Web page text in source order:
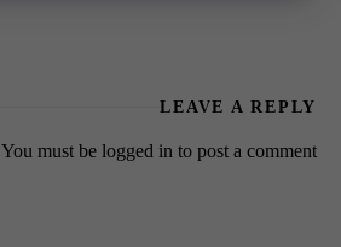
LEAVE A REPLY
You must be logged in to post a comment.